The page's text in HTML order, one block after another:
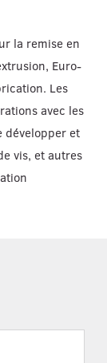
la remise en
Euro-
Les
avec les
développer et
vis, et autres